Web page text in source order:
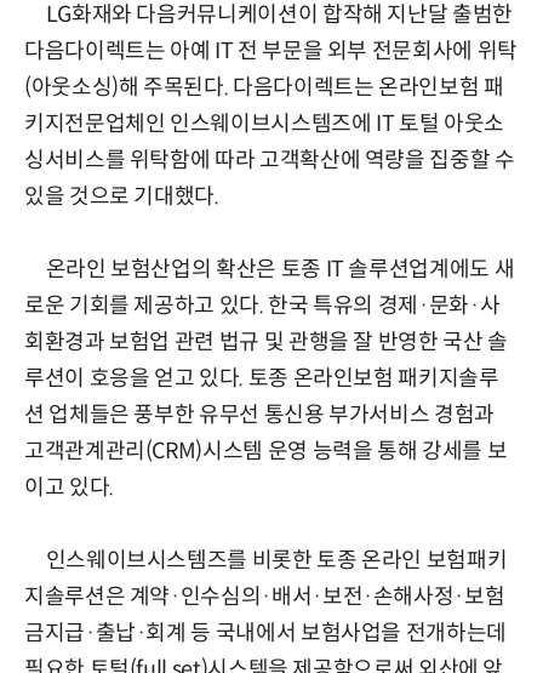
LG화재와 다음커뮤니케이션이 합작해 지난달 출범한
다음다이렉트는 아예 IT 전 부문을 외부 전문회사에 위탁
(아웃소싱)해 주목된다. 다음다이렉트는 온라인보험 패
키지전문업체인 인스웨이브시스템즈에 IT 토털 아웃소
싱서비스를 위탁함에 따라 고객확산에 역량을 집중할 수
있을 것으로 기대했다.
온라인 보험산업의 확산은 토종 IT 솔루션업계에도 새
로운 기회를 제공하고 있다. 한국 특유의 경제·문화·사
회환경과 보험업 관련 법규 및 관행을 잘 반영한 국산 솔
루션이 호응을 얻고 있다. 토종 온라인보험 패키지솔루
션 업체들은 풍부한 유무선 통신용 부가서비스 경험과
고객관계관리(CRM)시스템 운영 능력을 통해 강세를 보
이고 있다.
인스웨이브시스템즈를 비롯한 토종 온라인 보험패키
지솔루션은 계약·인수심의·배서·보전·손해사정·보험
금지급·출납·회계 등 국내에서 보험사업을 전개하는데